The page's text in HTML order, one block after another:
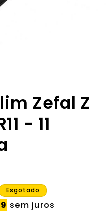
Zefal Z
- 11
Esgotado
sem juros